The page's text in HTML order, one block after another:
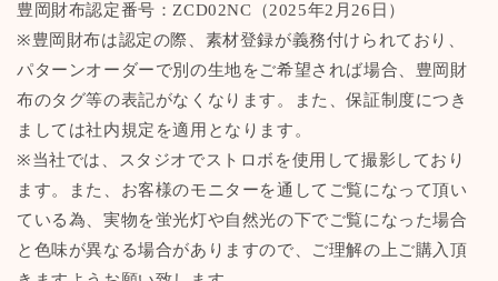
豊岡財布認定番号：ZCD02NC（2025年2月26日）
※豊岡財布は認定の際、素材登録が義務付けられており、
パターンオーダーで別の生地をご希望されば場合、豊岡財
布のタグ等の表記がなくなります。また、保証制度につき
ましては社内規定を適用となります。
※当社では、スタジオでストロボを使用して撮影しており
ます。また、お客様のモニターを通してご覧になって頂い
ている為、実物を蛍光灯や自然光の下でご覧になった場合
と色味が異なる場合がありますので、ご理解の上ご購入頂